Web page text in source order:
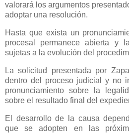
valorará los argumentos
adoptar una resolución.
Hasta que exista un
procesal permanece abierta y
sujetas a la evolución del
La solicitud presentada por
dentro del proceso judicial y no
pronunciamiento sobre la
sobre el resultado final del
El desarrollo de la causa
que se adopten en las